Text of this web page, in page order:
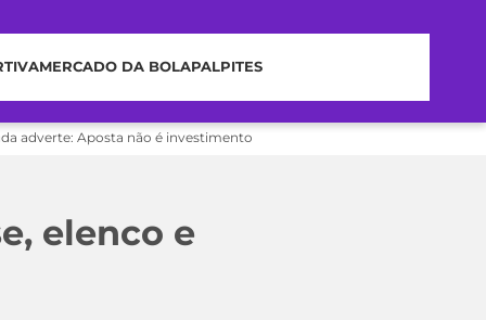
MERCADO DA BOLAPALPITES
adverte: Aposta não é investimento
elenco e